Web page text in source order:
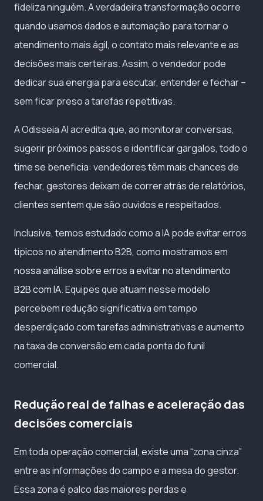
fideliza ninguém. A verdadeira transformação ocorre
quando usamos dados e automação para tornar o
atendimento mais ágil, o contato mais relevante e as
decisões mais certeiras. Assim, o vendedor pode
dedicar sua energia para escutar, entender e fechar –
sem ficar preso a tarefas repetitivas.
A Odisseia AI acredita que, ao monitorar conversas,
sugerir próximos passos e identificar gargalos, todo o
time se beneficia: vendedores têm mais chances de
fechar, gestores deixam de correr atrás de relatórios,
clientes sentem que são ouvidos e respeitados.
Inclusive, temos estudado como a IA pode evitar erros
típicos no atendimento B2B, como mostramos em
nossa análise sobre erros a evitar no atendimento
B2B com IA. Equipes que atuam nesse modelo
percebem redução significativa em tempo
desperdiçado com tarefas administrativas e aumento
na taxa de conversão em cada ponta do funil
comercial.
Redução real de falhas e aceleração das
decisões comerciais
Em toda operação comercial, existe uma “zona cinza”
entre as informações do campo e a mesa do gestor.
Essa zona é palco das maiores perdas e